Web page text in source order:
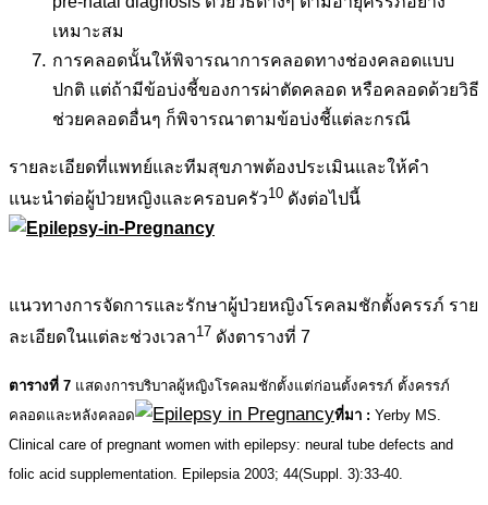
เหมาะสม
การคลอดนั้นให้พิจารณาการคลอดทางช่องคลอดแบบ
ปกติ แต่ถ้ามีข้อบ่งชี้ของการผ่าตัดคลอด หรือคลอดด้วยวิธี
ช่วยคลอดอื่นๆ ก็พิจารณาตามข้อบ่งชี้แต่ละกรณี
รายละเอียดที่แพทย์และทีมสุขภาพต้องประเมินและให้คำ
แนะนำต่อผู้ป่วยหญิงและครอบครัว10 ดังต่อไปนี้
แนวทางการจัดการและรักษาผู้ป่วยหญิงโรคลมชักตั้งครรภ์ ราย
ละเอียดในแต่ละช่วงเวลา17 ดังตารางที่ 7
ตารางที่ 7 แสดงการบริบาลผู้หญิงโรคลมชักตั้งแต่ก่อนตั้งครรภ์ ตั้งครรภ์
คลอดและหลังคลอด
ที่มา : Yerby MS.
Clinical care of pregnant women with epilepsy: neural tube defects and
folic acid supplementation. Epilepsia 2003; 44(Suppl. 3):33-40.